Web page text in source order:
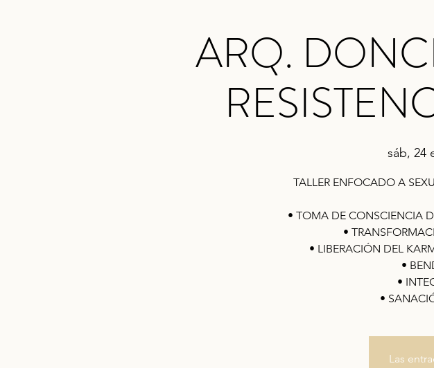
ARQ.
sáb, 24
TALLER ENFOCADO A
• TOMA DE CONSCIENCIA
•
• LIBERACIÓN DEL
•
•
•
Las